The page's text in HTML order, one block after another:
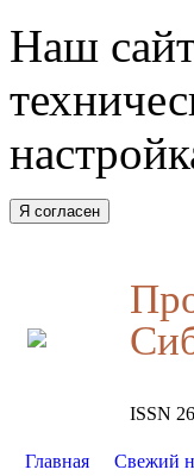
Наш
Я согласен
ISSN
Главная Свежий